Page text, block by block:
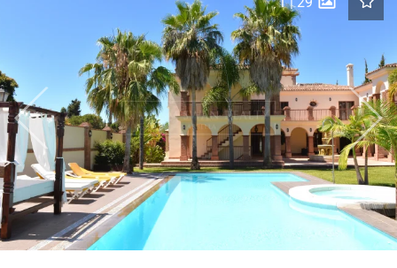
Previous Next